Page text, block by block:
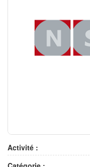
Activité :